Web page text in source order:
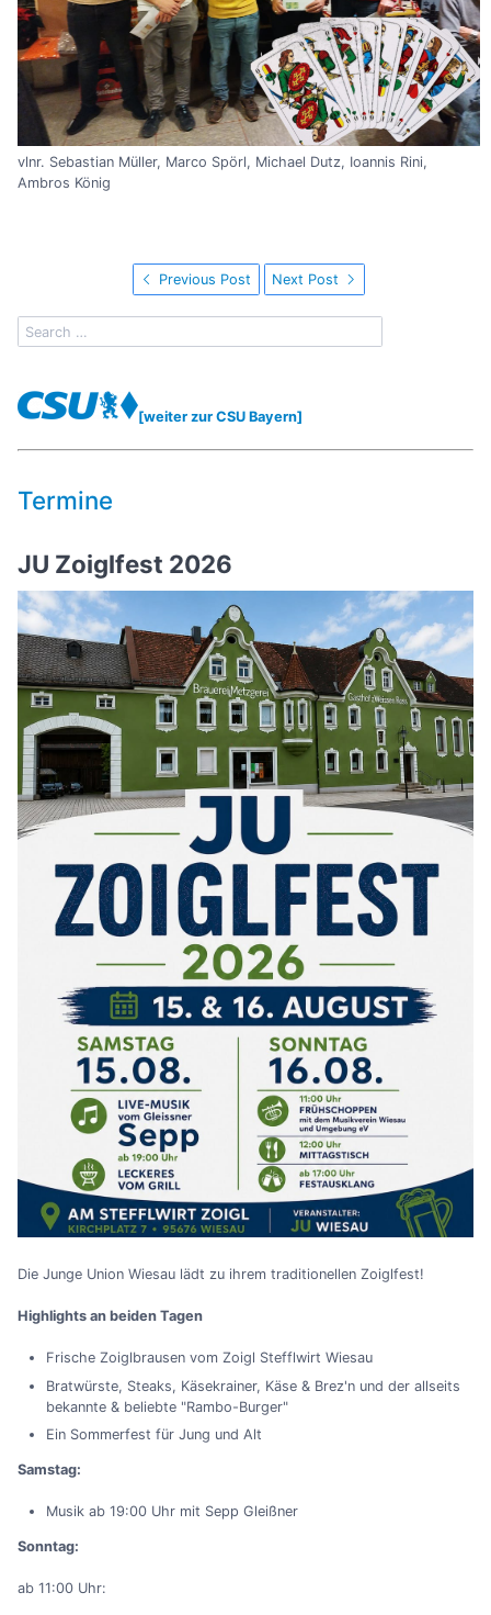
vlnr. Sebastian Müller, Marco Spörl, Michael Dutz, Ioannis Rini,
Ambros König
Previous Post Next Post
[weiter zur CSU Bayern]
Termine
JU Zoiglfest 2026
Die Junge Union Wiesau lädt zu ihrem traditionellen Zoiglfest!
Highlights an beiden Tagen
Frische Zoiglbrausen vom Zoigl Stefflwirt Wiesau
Bratwürste, Steaks, Käsekrainer, Käse & Brez'n und der allseits
bekannte & beliebte "Rambo-Burger"
Ein Sommerfest für Jung und Alt
Samstag:
Musik ab 19:00 Uhr mit Sepp Gleißner
Sonntag:
ab 11:00 Uhr: